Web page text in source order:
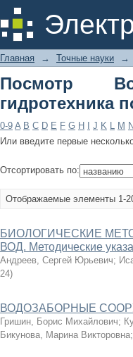
Посмотр
Главная → Точные науки →
Посмотр
гидротехника
0-9 A B C D E F G H J K L M N
Или введите первые
Отсортировать по:
Отображаемые элементы 1-
БИОЛОГИЧЕСКИЕ
ВОД. Методические
Андреев, Сергей Юрьевич;
24)
ВОДОЗАБОРНЫЕ
Гришин, Борис Михайлович;
Бикунова, Марина Викторовна;